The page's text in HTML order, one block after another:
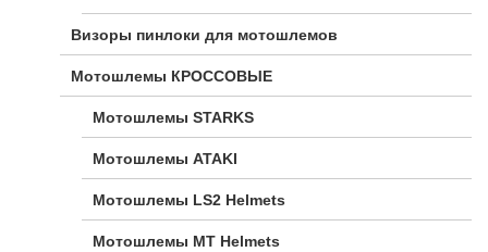
Визоры пинлоки для мотошлемов
Мотошлемы КРОССОВЫЕ
Мотошлемы STARKS
Мотошлемы ATAKI
Мотошлемы LS2 Helmets
Мотошлемы MT Helmets